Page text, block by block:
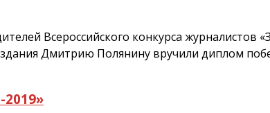
Всероссийского конкурса журналистов
Дмитрию Полянину вручили диплом
2019»